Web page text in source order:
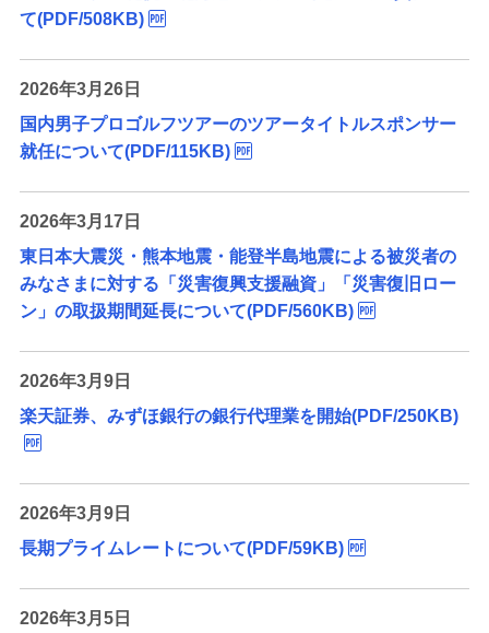
て(PDF/508KB)
2026年3月26日
国内男子プロゴルフツアーのツアータイトルスポンサー
就任について(PDF/115KB)
2026年3月17日
東日本大震災・熊本地震・能登半島地震による被災者の
みなさまに対する「災害復興支援融資」「災害復旧ロー
ン」の取扱期間延長について(PDF/560KB)
2026年3月9日
楽天証券、みずほ銀行の銀行代理業を開始(PDF/250KB)
2026年3月9日
長期プライムレートについて(PDF/59KB)
2026年3月5日